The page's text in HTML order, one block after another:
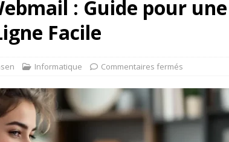
: Guide pour une
Facile
Informatique Commentaires fermés